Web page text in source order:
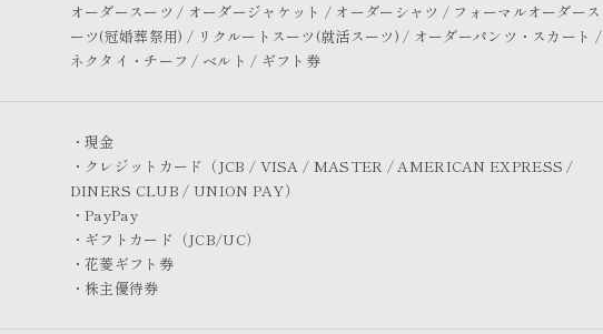
オーダースーツ / オーダージャケット / オーダーシャツ / フォーマルオーダース
ーツ(冠婚葬祭用) / リクルートスーツ(就活スーツ) / オーダーパンツ・スカート /
ネクタイ・チーフ / ベルト / ギフト券
・現金
・クレジットカード（JCB / VISA / MASTER / AMERICAN EXPRESS /
DINERS CLUB / UNION PAY）
・PayPay
・ギフトカード（JCB/UC）
・花菱ギフト券
・株主優待券